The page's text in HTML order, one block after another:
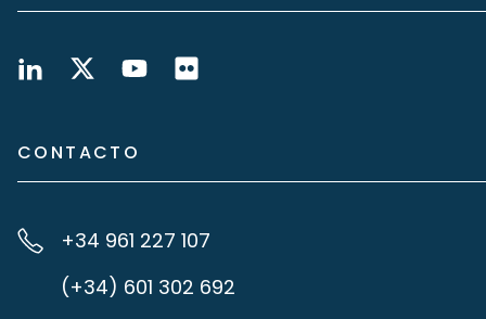
CONTACTO
+34 961 227 107
(+34) 601 302 692